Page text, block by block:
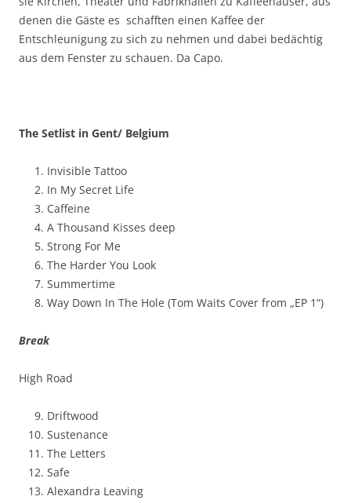
denen die Gäste es schafften einen Kaffee der
Entschleunigung zu sich zu nehmen und dabei bedächtig
aus dem Fenster zu schauen. Da Capo.
The Setlist in Gent/ Belgium
Invisible Tattoo
In My Secret Life
Caffeine
A Thousand Kisses deep
Strong For Me
The Harder You Look
Summertime
Way Down In The Hole (Tom Waits Cover from „EP 1“)
Break
High Road
Driftwood
Sustenance
The Letters
Safe
Alexandra Leaving